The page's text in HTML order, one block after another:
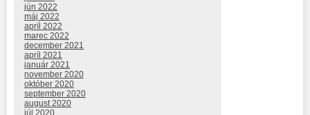
jún 2022
máj 2022
apríl 2022
marec 2022
december 2021
apríl 2021
január 2021
november 2020
október 2020
september 2020
august 2020